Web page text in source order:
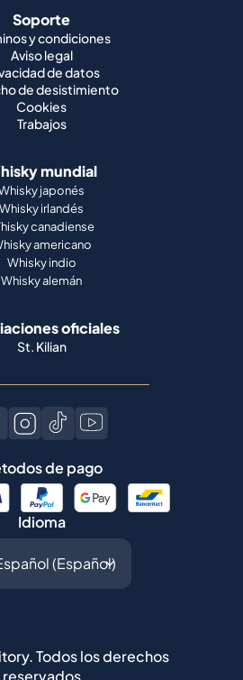
Soporte
y condiciones
Aviso legal
de datos
de desistimiento
Cookies
Trabajos
mundial
japonés
Whisky irlandés
canadiense
americano
Whisky indio
Whisky alemán
oficiales
St. Kilian
de pago
Idioma
Todos los derechos
reservados